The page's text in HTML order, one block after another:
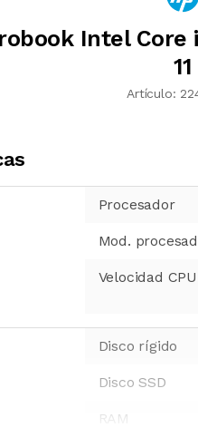
Intel Core
11
Artículo:
Procesador
Mod.
Velocidad CPU
Disco rígido
Disco SSD
RAM